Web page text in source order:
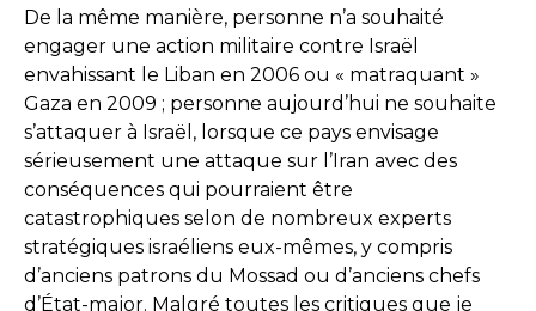
De la même manière, personne n’a souhaité
engager une action militaire contre Israël
envahissant le Liban en 2006 ou « matraquant »
Gaza en 2009 ; personne aujourd’hui ne souhaite
s’attaquer à Israël, lorsque ce pays envisage
sérieusement une attaque sur l’Iran avec des
conséquences qui pourraient être
catastrophiques selon de nombreux experts
stratégiques israéliens eux-mêmes, y compris
d’anciens patrons du Mossad ou d’anciens chefs
d’État-major. Malgré toutes les critiques que je